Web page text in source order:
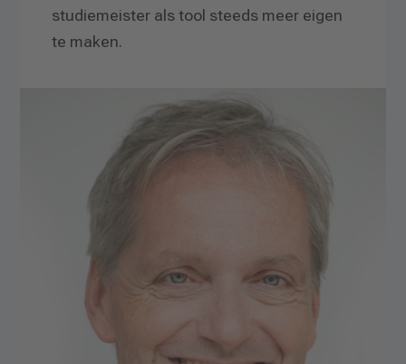
studiemeister als tool steeds meer eigen
te maken.